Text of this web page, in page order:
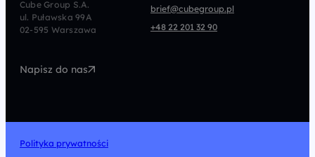
Programmatic
Marketing Automation
Design
Cube Group S.A.
ul. Puławska 99A
02-595 Warszawa
brief@cubegroup.pl
+48 22 201 32 90
Napisz do nas
Polityka prywatności